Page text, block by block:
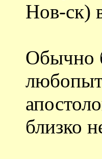
Нов-ск)
Обычно
близко